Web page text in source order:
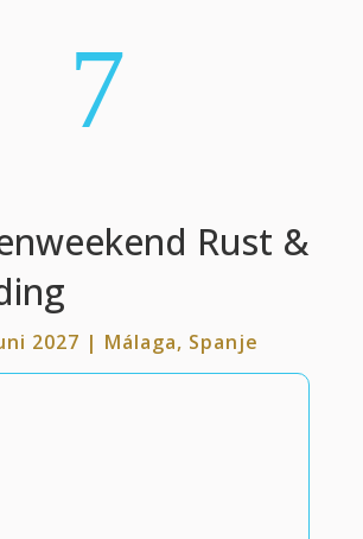
7
Rust &
2027 | Málaga, Spanje